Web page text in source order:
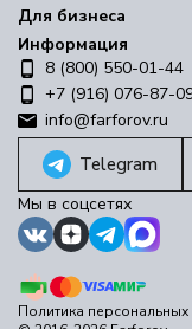
Для бизнеса
Информация
8 (800) 550-01-44
+7 (916) 076-87-
info@farforov.ru
Telegram
Мы в соцсетях
Политика
© 2016-2026 Farforov